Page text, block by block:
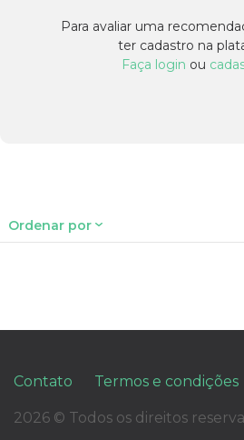
Para avaliar uma
ter cadastro na
Faça login ou
Ordenar por
Contato Termos e condições
2026 © Todos os direitos